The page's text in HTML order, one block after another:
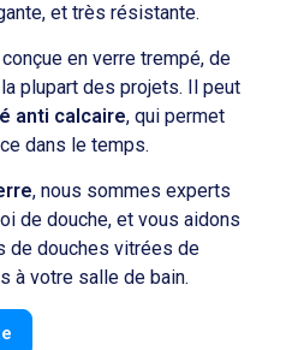
et très résistante.
en verre trempé, de
plupart des projets. Il peut
anti calcaire, qui permet
dans le temps.
, nous sommes experts
de douche, et vous aidons
de douches vitrées de
à votre salle de bain.